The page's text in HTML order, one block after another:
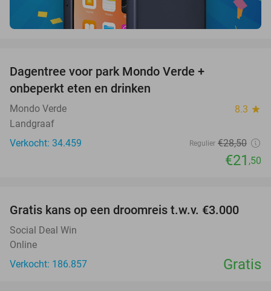
Dagentree voor park Mondo Verde +
onbeperkt eten en drinken
Mondo Verde 8.3 star
Landgraaf
Verkocht: 34.459
Regulier €28,50
€21 ,50
Gratis kans op een droomreis t.w.v. €3.000
Social Deal Win
Online
Verkocht: 186.857
Gratis